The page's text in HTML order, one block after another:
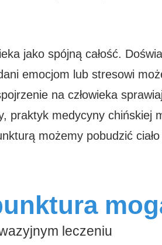
jako spójną całość.
emocjom lub stresowi
na człowieka
praktyk medycyny chińskiej
możemy pobudzić
leczeniu